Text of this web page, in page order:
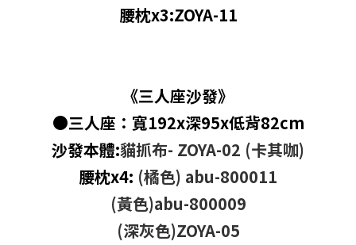
腰枕x3:ZOYA-11
《三人座沙發》
●三人座：寬192x深95x低背82cm
沙發本體:貓抓布- ZOYA-02 (卡其咖)
腰枕x4: (橘色) abu-800011
(黃色)abu-800009
(深灰色)ZOYA-05